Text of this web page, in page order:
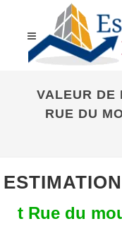
VALEUR DE
RUE DU
t Rue du